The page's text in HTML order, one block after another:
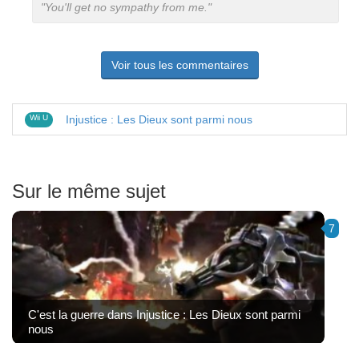
"You'll get no sympathy from me."
Voir tous les commentaires
Wii U Injustice : Les Dieux sont parmi nous
Sur le même sujet
7
C'est la guerre dans Injustice : Les Dieux sont parmi
nous